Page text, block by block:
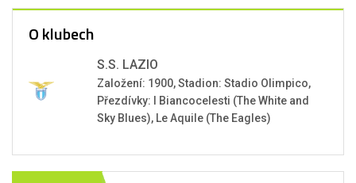
O klubech
S.S. LAZIO
Založení: 1900, Stadion: Stadio Olimpico,
Přezdívky: I Biancocelesti (The White and
Sky Blues), Le Aquile (The Eagles)